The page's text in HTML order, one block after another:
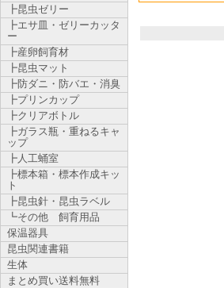
┣昆虫ゼリー
┣エサ皿・ゼリーカッタ
ー
┣産卵飼育材
┣昆虫マット
┣防ダニ・防バエ・消臭
┣プリンカップ
┣クリアボトル
┣ガラス瓶・重ねるキャ
ップ
┣人工蛹室
┣標本箱・標本作成キッ
ト
┣昆虫針・昆虫ラベル
┗その他 飼育用品
保温器具
昆虫関連書籍
生体
まとめ買い送料無料